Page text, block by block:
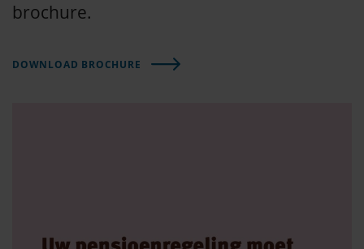
brochure.
DOWNLOAD BROCHURE